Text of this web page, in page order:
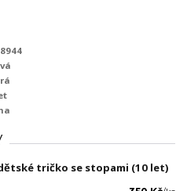
tričko se stopami (10 let)